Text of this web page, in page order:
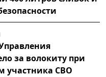
за волокиту при
участника СВО